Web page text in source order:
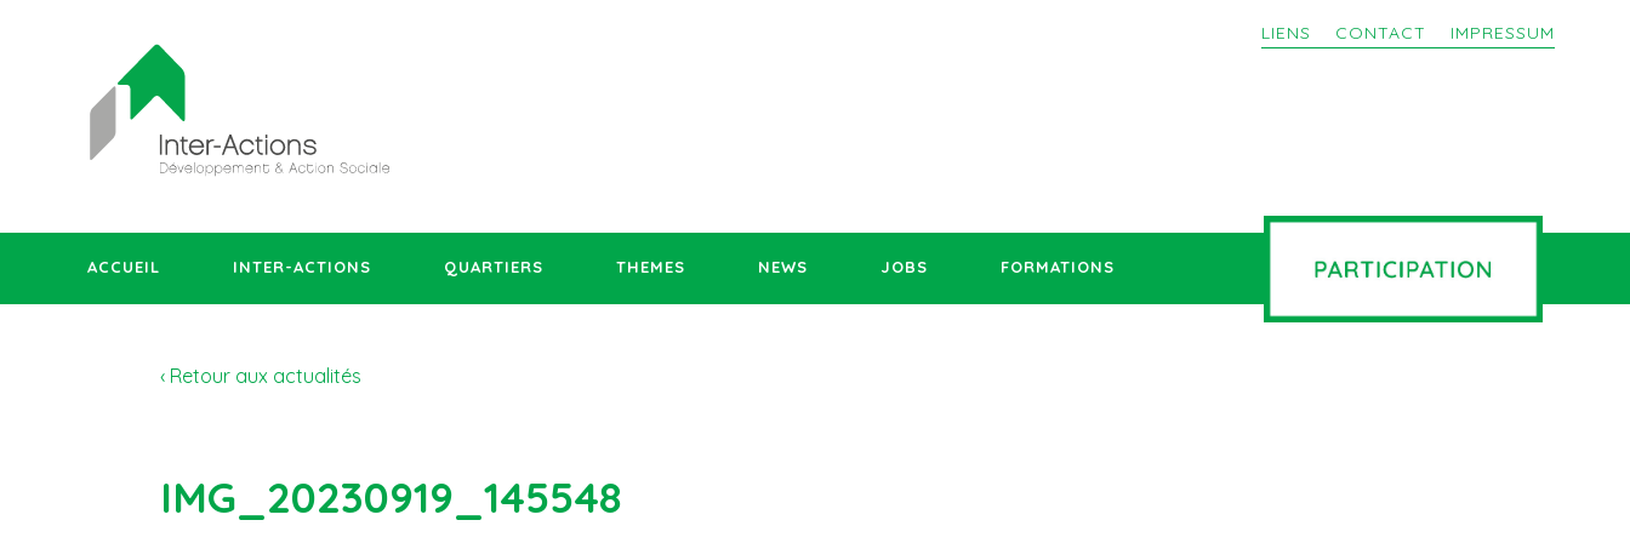
LIENS CONTACT IMPRESSUM
ACCUEIL INTER-ACTIONS QUARTIERS THEMES NEWS JOBS FORMATIONS
‹ Retour aux actualités
IMG_20230919_145548